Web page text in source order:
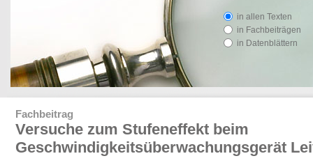
in allen Texten
in Fachbeiträgen
in Datenblättern
Fachbeitrag
Versuche zum Stufeneffekt beim
Geschwindigkeitsüberwachungsgerät